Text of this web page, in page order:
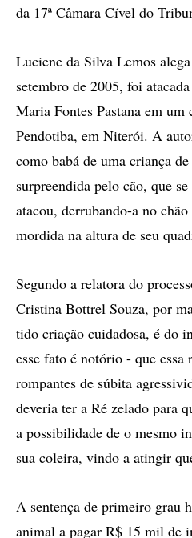
da 17ª Câmara Cível do
Luciene da Silva Lemos
setembro de 2005, foi
Maria Fontes Pastana em
Pendotiba, em Niterói. A
como babá de uma criança
surpreendida pelo cão, que
atacou, derrubando-a no
mordida na altura de seu
Segundo a relatora do
Cristina Bottrel Souza, por
tido criação cuidadosa, é do
esse fato é notório - que essa
rompantes de súbita
deveria ter a Ré zelado para
a possibilidade de o mesmo
sua coleira, vindo a atingir
A sentença de primeiro grau
animal a pagar R$ 15 mil de